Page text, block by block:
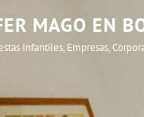
MAGO EN
Infantiles, Empresas,